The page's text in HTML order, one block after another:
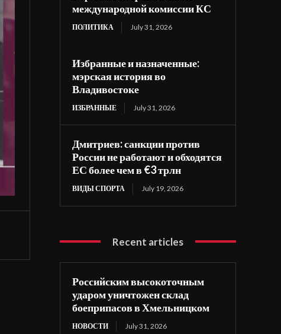
международной комиссии КС
ПОЛИТИКА July 31, 2026
Избранные и назначенные:
мэрская история во
Владивостоке
ИЗБРАННЫЕ July 31, 2026
Дмитриев: санкции против
России не работают и обходятся
ЕС более чем в €3 трлн
ВИДЫ СПОРТА July 19, 2026
Recent articles
Российским высокоточным
ударом уничтожен склад
боеприпасов в Хмельницком
НОВОСТИ July 31, 2026